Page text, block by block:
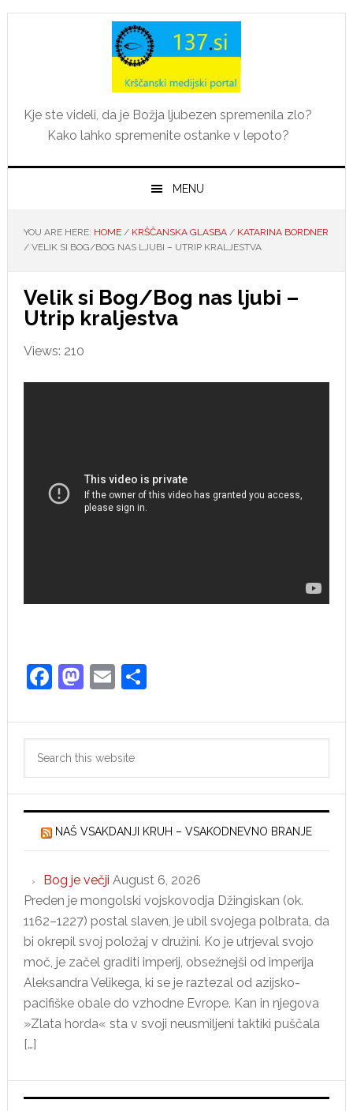
Skip
Skip
Skip
Skip
Kje ste videli, da je Božja ljubezen spremenila zlo?
Kako lahko spremenite ostanke v lepoto?
MENU
YOU ARE HERE: HOME / KRŠČANSKA GLASBA / KATARINA BORDNER
/VELIK SI BOG/BOG NAS LJUBI – UTRIP KRALJESTVA
Velik si Bog/Bog nas ljubi –
Utrip kraljestva
Views: 210
Facebook
Mastodon
EmailShare
Primary
Sidebar
NAŠ VSAKDANJI KRUH – VSAKODNEVNO BRANJE
Bog je večji August 6, 2026
Preden je mongolski vojskovodja Džingiskan (ok.
1162–1227) postal slaven, je ubil svojega polbrata, da
bi okrepil svoj položaj v družini. Ko je utrjeval svojo
moč, je začel graditi imperij, obsežnejši od imperija
Aleksandra Velikega, ki se je raztezal od azijsko-
pacifiške obale do vzhodne Evrope. Kan in njegova
»Zlata horda« sta v svoji neusmiljeni taktiki puščala
[…]